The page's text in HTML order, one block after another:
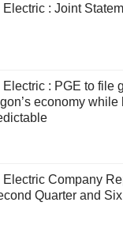
: Joint
: PGE to file
economy
Electric Company
Quarter and